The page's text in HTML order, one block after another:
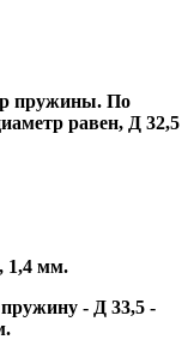
пружины. По
равен, Д 32,5
1,4 мм.
пружину - Д 33,5 -